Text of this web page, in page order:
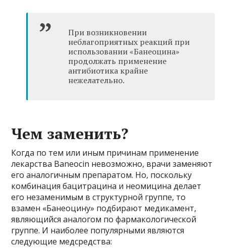
При возникновении
неблагоприятных реакций при
использовании «Банеоцина»
продолжать применение
антибиотика крайне
нежелательно.
Чем заменить?
Когда по тем или иным причинам применение
лекарства Baneocin невозможно, врачи заменяют
его аналогичным препаратом. Но, поскольку
комбинация бацитрацина и неомицина делает
его незаменимым в структурной группе, то
взамен «Банеоцину» подбирают медикамент,
являющийся аналогом по фармакологической
группе. И наиболее популярными являются
следующие медсредства: